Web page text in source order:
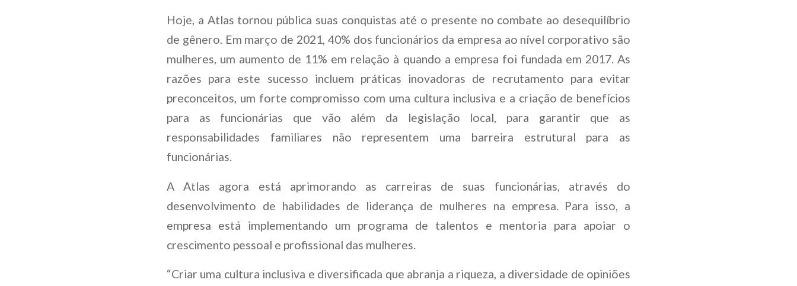
Hoje, a Atlas tornou pública suas conquistas até o presente no combate ao desequilíbrio
de gênero. Em março de 2021, 40% dos funcionários da empresa ao nível corporativo são
mulheres, um aumento de 11% em relação à quando a empresa foi fundada em 2017. As
razões para este sucesso incluem práticas inovadoras de recrutamento para evitar
preconceitos, um forte compromisso com uma cultura inclusiva e a criação de benefícios
para as funcionárias que vão além da legislação local, para garantir que as
responsabilidades familiares não representem uma barreira estrutural para as
funcionárias.
A Atlas agora está aprimorando as carreiras de suas funcionárias, através do
desenvolvimento de habilidades de liderança de mulheres na empresa. Para isso, a
empresa está implementando um programa de talentos e mentoria para apoiar o
crescimento pessoal e profissional das mulheres.
“Criar uma cultura inclusiva e diversificada que abranja a riqueza, a diversidade de opiniões